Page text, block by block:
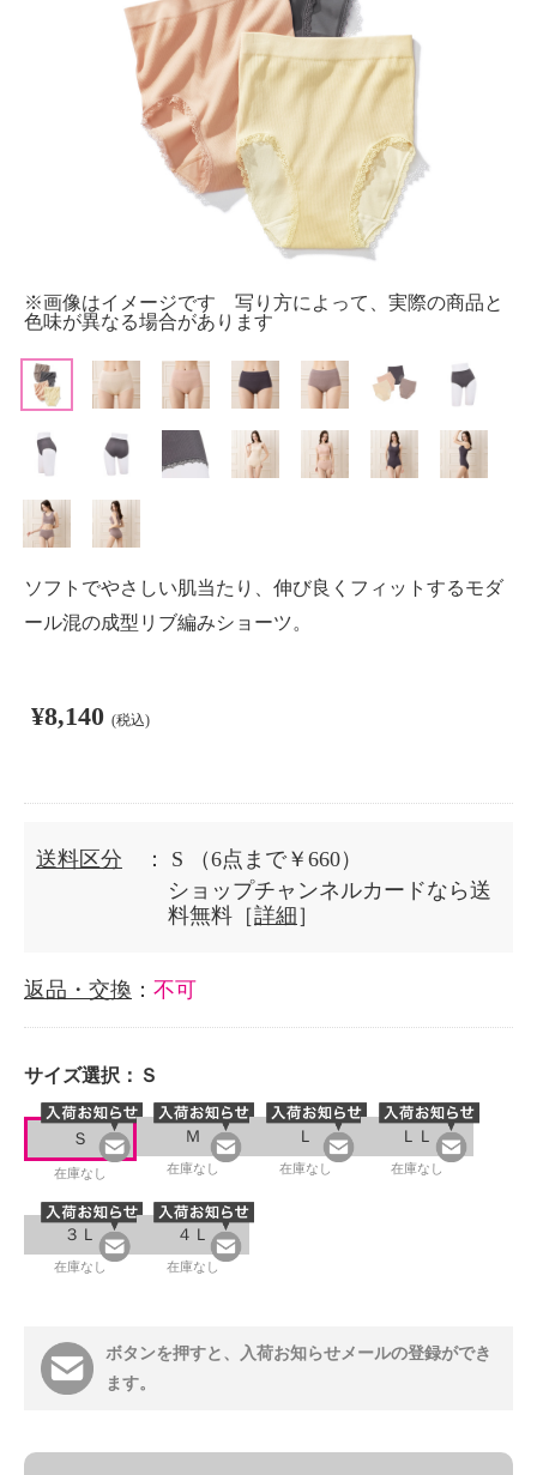
※画像はイメージです 写り方によって、実際の商品と
色味が異なる場合があります
ソフトでやさしい肌当たり、伸び良くフィットするモダ
ール混の成型リブ編みショーツ。
¥8,140 (税込)
送料区分 ： S
（6点まで￥660）
ショップチャンネルカードなら送
料無料［詳細 ］
返品・交換 ： 不可
サイズ選択： Ｓ
Ｓ
在庫なし
Ｍ
在庫なし
Ｌ
在庫なし
ＬＬ
在庫なし
３Ｌ
在庫なし
４Ｌ
在庫なし
ボタンを押すと、入荷お知らせメールの登録ができ
ます。